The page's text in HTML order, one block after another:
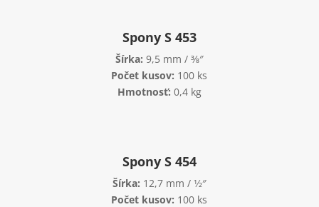
Spony S 453
Šírka: 9,5 mm / 3⁄8″
Počet kusov: 100 ks
Hmotnosť: 0,4 kg
Spony S 454
Šírka: 12,7 mm / 1⁄2″
Počet kusov: 100 ks